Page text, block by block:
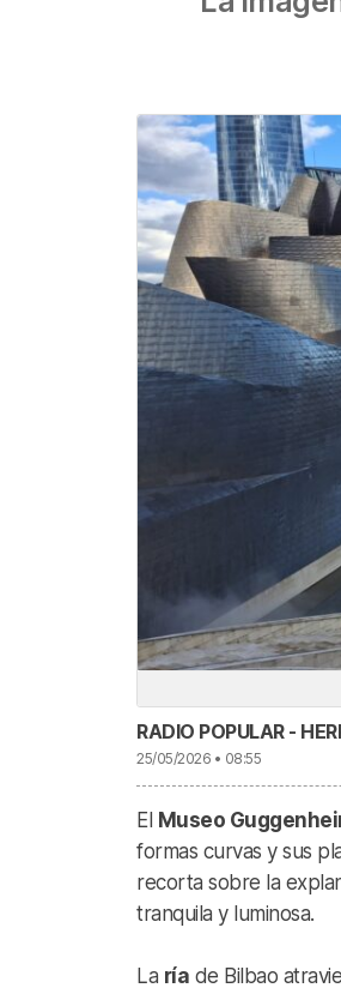
RADIO POPULAR -
25/05/2026 • 08:55
El Museo
formas curvas y sus
recorta sobre la
tranquila y luminosa.
La ría de Bilbao